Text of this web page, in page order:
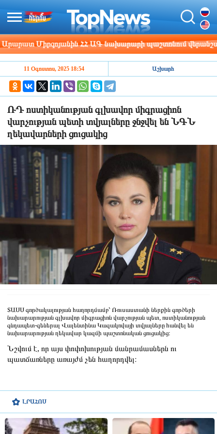
Միրզոյանին ՀՀ ԱԳ նախարարի պաշտոնում
ԼՐԱՀՈՍ
11 Օգոստոս, 2025 18:54 Աշխարհ
ՌԴ ոստիկանության գլխավոր միգրացիոն
վարչության պետի տվյալները ջնջվել են ՆԳՆ
ղեկավարների ցուցակից
ՏԱՍՍ գործակալության հաղորդմամբ՝ Ռուսաստանի ներքին գործերի
նախարարության գլխավոր միգրացիոն վարչության պետ, ոստիկանության
գնդապետ-գեներալ Վալենտինա Կազակովայի տվյալները հանվել են
նախարարության ղեկավար կազմի պաշտոնական ցուցակից։
Նշվում է, որ այս փոփոխության մանրամասներն ու
պատճառները առայժմ չեն հաղորդվել։